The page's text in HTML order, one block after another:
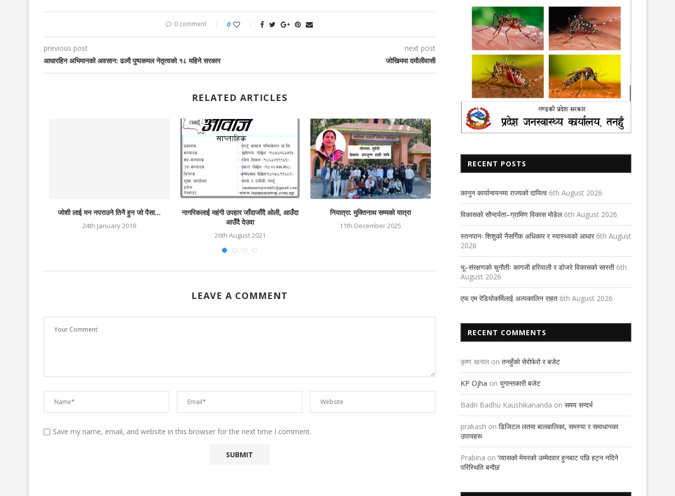
0 comment 0
previous post
आधारहिन अभिमानको अवसान: ढल्दै पुष्पकमल नेतृत्वको १८ महिने सरकार
next post
जोखिममा दमौलीवासी
RELATED ARTICLES
जोशी लाई मन नपराउने तिनै हुन जो पैसा...
24th January 2019
नागरिकलाई महंगी उपहार जाँदाजाँदै ओली, आउँदा
आउँदै देउवा
26th August 2021
नियात्रा: मुक्तिनाथ सम्मको यात्रा
11th December 2025
प्लाष्टिक झोला विरुद्ध सून्य सहनशीलता-
सम्पादकीय
6th June 2024
पृथ्वी जयन्तीमा सार्वजनिक दिइनु
13th January 2022
LEAVE A COMMENT
Save my name, email, and website in this browser for the next time I comment.
RECENT POSTS
कानुन कार्यान्वयनमा राज्यको दायित्व 6th August 2026
विकासको सौन्दर्यता–ग्रामिण विकास मोडेल 6th August 2026
स्तनपानः शिशुको नैसर्गिक अधिकार र स्वास्थ्यको आधार 6th August
2026
भू–संरक्षणको चुनौतीः कागजी हरियाली र डोजरे विकासको सास्ती 6th
August 2026
एफ एम रेडियोकर्मिलाई अल्पकालिन राहत 6th August 2026
RECENT COMMENTS
कृष्ण खनाल on तनहुँको सेरोफेरो र बजेट
KP Ojha on युगान्तकारी बजेट
Badri Badhu Kaushikananda on समय सन्दर्भ
prakash on डिजिटल लतमा बालबालिका, समस्या र समाधानका
उपायहरू
Prabina on ‘व्यासको मेयरको उम्मेदवार हुनबाट पछि हट्न नदिने
परिस्थिति बन्दैछ’